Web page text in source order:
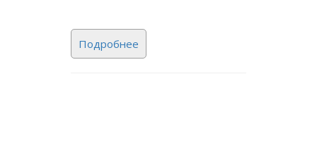
Подробнее